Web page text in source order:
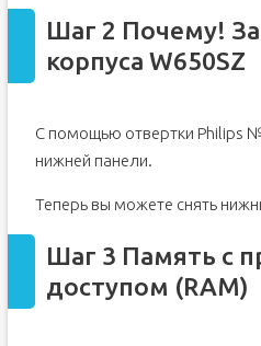
Шаг 2 Почему!
корпуса W650SZ
С помощью отвертки Philips №
нижней панели.
Теперь вы можете снять
Шаг 3 Память с
доступом (RAM)